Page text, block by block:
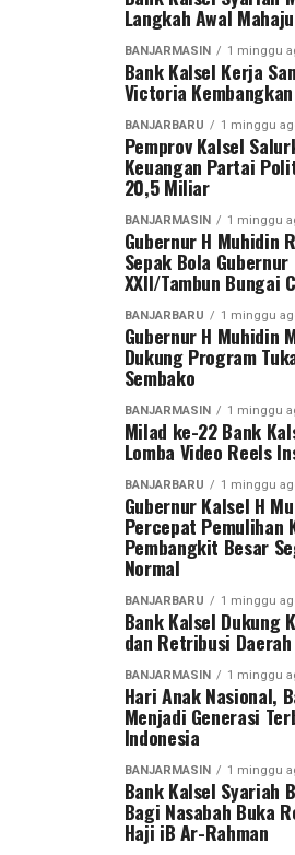
Gubernur H. Muhidin secara
Sepak Bola Gubernur Cup Road to
XXII/Tambun Bungai Cup 2026.
Sementara itu, Pangdam XXII/
TNI Zainal Arifin menegaskan
langkah nyata Kodam XXII/
membangun ekosistem
wilayah yang berada di bawah
Kalimantan Selatan dan
sekitar satu tahun, diperlukan
mampu menjaring talenta-
“Karena kita baru berdiri sekitar
memiliki dua wilayah, yaitu
Kalimantan Selatan. Oleh karena
turnamen sepak bola ini untuk
muda dari kedua provinsi
Pangdam menegaskan sepak bola
yang paling digemari
membentuk karakter generasi
Turnamen ini diikuti 27 tim,
Kalimantan Selatan dan 14 klub
Tengah. Dua tim terbaik dari
akan melaju ke putaran final
Bungai Cup 2026 yang
Stadion Sangga Buana,
dan menjadi generasi terbaik bagi
Indonesia,” demikian pesan Bank
Post Views: 36
Sebarkan
WhatsApp 0
Messenger 0
Langkah Awal
BANJARMASIN 1 minggu
Bank Kalsel Kerja
Victoria
BANJARBARU 1 minggu
Pemprov Kalsel
Keuangan Partai
20,5 Miliar
BANJARMASIN 1 minggu
Gubernur H Muhidin
Sepak Bola
XXII/Tambun Bungai
BANJARBARU 1 minggu
Gubernur H Muhidin
Dukung Program
Sembako
BANJARMASIN 1 minggu
Milad ke-22 Bank
Lomba Video Reels
BANJARBARU 1 minggu
Gubernur Kalsel H
Percepat Pemulihan
Pembangkit Besar
Normal
BANJARBARU 1 minggu
Bank Kalsel Dukung
dan Retribusi
BANJARMASIN 1 minggu
Hari Anak Nasional,
Menjadi Generasi
Indonesia
BANJARMASIN 1 minggu
Bank Kalsel Syariah
Bagi Nasabah Buka
Haji iB Ar-Rahman